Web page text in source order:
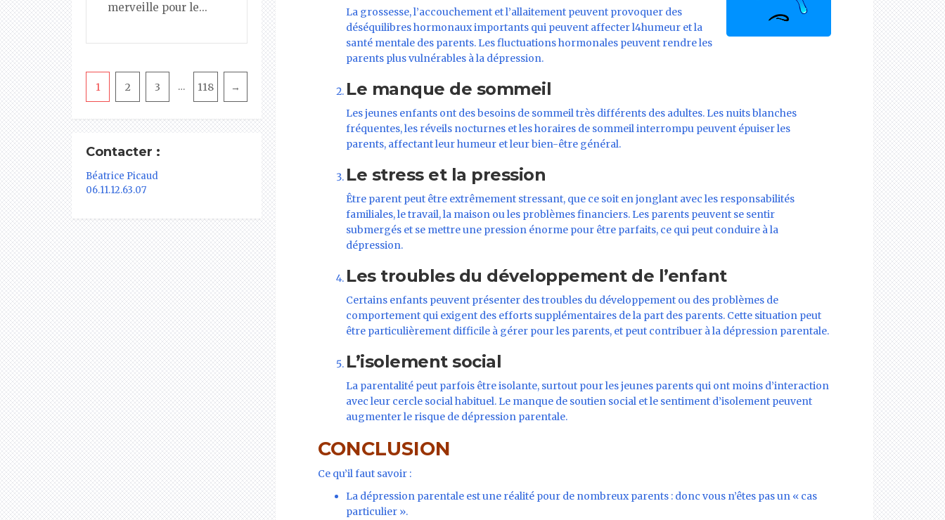
La grossesse, l’accouchement et l’allaitement peuvent provoquer des
déséquilibres hormonaux importants qui peuvent affecter l4humeur et la
santé mentale des parents. Les fluctuations hormonales peuvent rendre les
parents plus vulnérables à la dépression.
Le manque de sommeil
Les jeunes enfants ont des besoins de sommeil très différents des adultes. Les nuits blanches
fréquentes, les réveils nocturnes et les horaires de sommeil interrompu peuvent épuiser les
parents, affectant leur humeur et leur bien-être général.
Le stress et la pression
Être parent peut être extrêmement stressant, que ce soit en jonglant avec les responsabilités
familiales, le travail, la maison ou les problèmes financiers. Les parents peuvent se sentir
submergés et se mettre une pression énorme pour être parfaits, ce qui peut conduire à la
dépression.
Les troubles du développement de l’enfant
Certains enfants peuvent présenter des troubles du développement ou des problèmes de
comportement qui exigent des efforts supplémentaires de la part des parents. Cette situation peut
être particulièrement difficile à gérer pour les parents, et peut contribuer à la dépression parentale.
L’isolement social
La parentalité peut parfois être isolante, surtout pour les jeunes parents qui ont moins d’interaction
avec leur cercle social habituel. Le manque de soutien social et le sentiment d’isolement peuvent
augmenter le risque de dépression parentale.
CONCLUSION
Ce qu’il faut savoir :
La dépression parentale est une réalité pour de nombreux parents : donc vous n’êtes pas un « cas
particulier ».
merveille pour le...
Pagination
1 2 3 … 118 →
Contacter :
Béatrice Picaud
06.11.12.63.07